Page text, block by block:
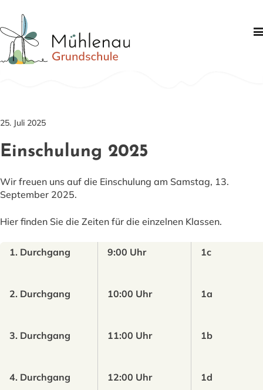
Schwerpunkte
25. Juli 2025
Einschulung 2025
Wir freuen uns auf die Einschulung am Samstag, 13.
September 2025.
Hier finden Sie die Zeiten für die einzelnen Klassen.
1. Durchgang 9:00 Uhr 1c
2. Durchgang 10:00 Uhr 1a
3. Durchgang 11:00 Uhr 1b
4. Durchgang 12:00 Uhr 1d